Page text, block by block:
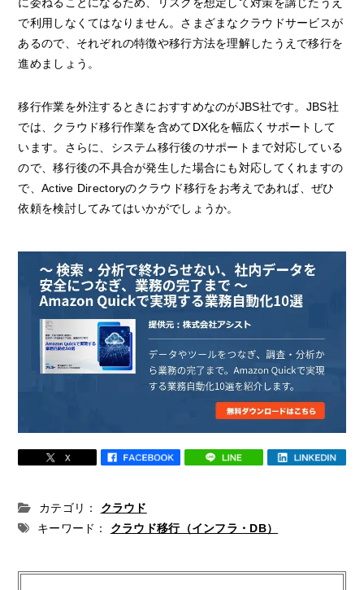
に委ねることになるため、リスクを想定して対策を講じたうえ
で利用しなくてはなりません。さまざまなクラウドサービスが
あるので、それぞれの特徴や移行方法を理解したうえで移行を
進めましょう。
移行作業を外注するときにおすすめなのがJBS社です。JBS社
では、クラウド移行作業を含めてDX化を幅広くサポートして
います。さらに、システム移行後のサポートまで対応している
ので、移行後の不具合が発生した場合にも対応してくれますの
で、Active Directoryのクラウド移行をお考えであれば、ぜひ
依頼を検討してみてはいかがでしょうか。
カテゴリ：
クラウド
キーワード：
クラウド移行（インフラ・DB）